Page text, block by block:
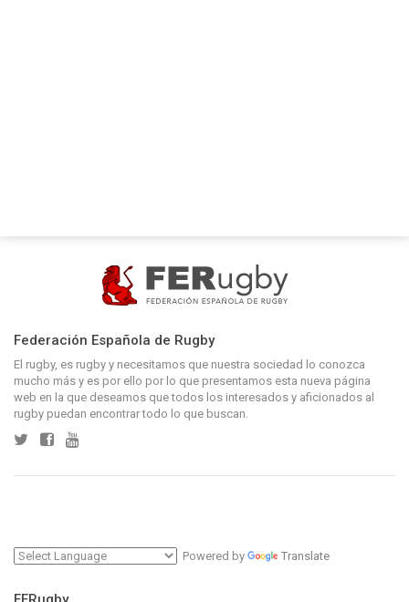
Federación Española de Rugby
El rugby, es rugby y necesitamos que nuestra sociedad lo conozca
mucho más y es por ello por lo que presentamos esta nueva página
web en la que deseamos que todos los interesados y aficionados al
rugby puedan encontrar todo lo que buscan.
Powered by Translate